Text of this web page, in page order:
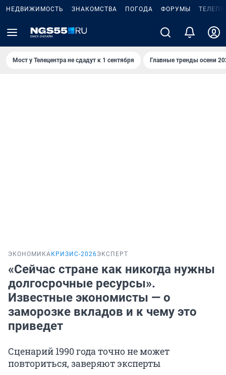
НЕДВИЖИМОСТЬ ЗНАКОМСТВА ПОГОДА ФОРУМЫ
Мост у Телецентра не сдадут к 1 сентября Главные тренды осени
ЭКОНОМИКА КРИЗИС-2026ЭКСПЕРТ
«Сейчас стране как никогда нужны
долгосрочные ресурсы».
Известные экономисты — о
заморозке вкладов и к чему это
приведет
Сценарий 1990 года точно не может
повториться, заверяют эксперты